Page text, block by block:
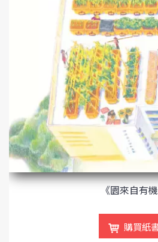
《園來自有機
購買紙